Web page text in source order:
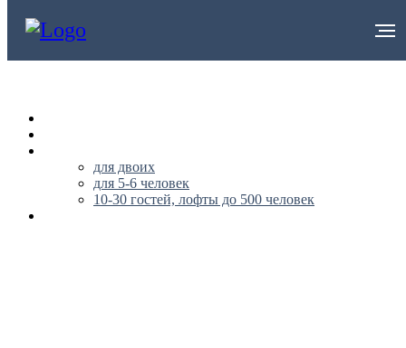
для двоих
для 5-6 человек
10-30 гостей, лофты до 500 человек